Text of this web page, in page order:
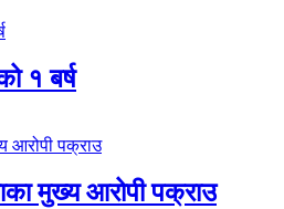
१ बर्ष
मुख्य आरोपी पक्राउ